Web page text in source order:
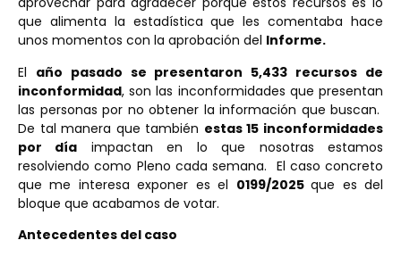
que alimenta la estadística que les comentaba hace
unos momentos con la aprobación del Informe.
El año pasado se presentaron 5,433 recursos de
inconformidad, son las inconformidades que presentan
las personas por no obtener la información que buscan.
De tal manera que también estas 15 inconformidades
por día impactan en lo que nosotras estamos
resolviendo como Pleno cada semana. El caso concreto
que me interesa exponer es el 0199/2025que es del
bloque que acabamos de votar.
Antecedentes del caso